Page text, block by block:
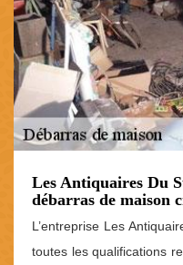
Les Antiquaires Du
débarras de maison
L’entreprise Les
toutes les qualifications